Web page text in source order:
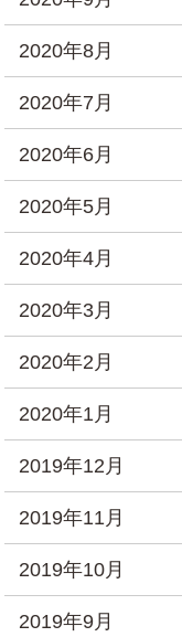
2020年8月
2020年7月
2020年6月
2020年5月
2020年4月
2020年3月
2020年2月
2020年1月
2019年12月
2019年11月
2019年10月
2019年9月